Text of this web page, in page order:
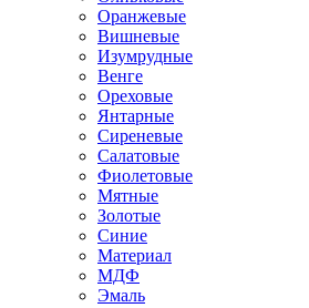
Оранжевые
Вишневые
Изумрудные
Венге
Ореховые
Янтарные
Сиреневые
Салатовые
Фиолетовые
Мятные
Золотые
Синие
Материал
МДФ
Эмаль